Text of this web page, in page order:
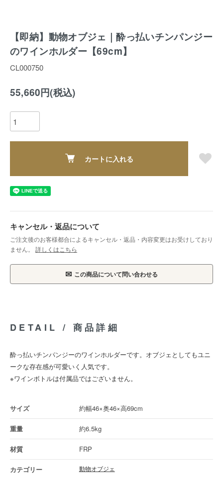
【即納】動物オブジェ｜酔っ払いチンパンジー
のワインホルダー【69cm】
CL000750
55,660円(税込)
カートに入れる
キャンセル・返品について
ご注文後のお客様都合によるキャンセル・返品・内容変更はお受けしており
ません。 詳しくはこちら
✉ この商品について問い合わせる
DETAIL / 商品詳細
酔っ払いチンパンジーのワインホルダーです。オブジェとしてもユニ
ークな存在感が可愛いく人気です。
※ワインボトルは付属品ではございません。
約幅46×奥46×高69cm
約6.5kg
FRP
動物オブジェ